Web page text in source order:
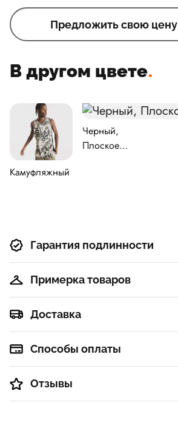
Предложить свою цену
В другом цвете.
Камуфляжный
Черный,
Плоское
Гарантия подлинности
Примерка товаров
Доставка
Способы оплаты
Отзывы